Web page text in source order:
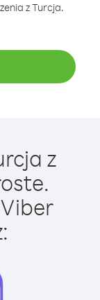
z Turcja.
z